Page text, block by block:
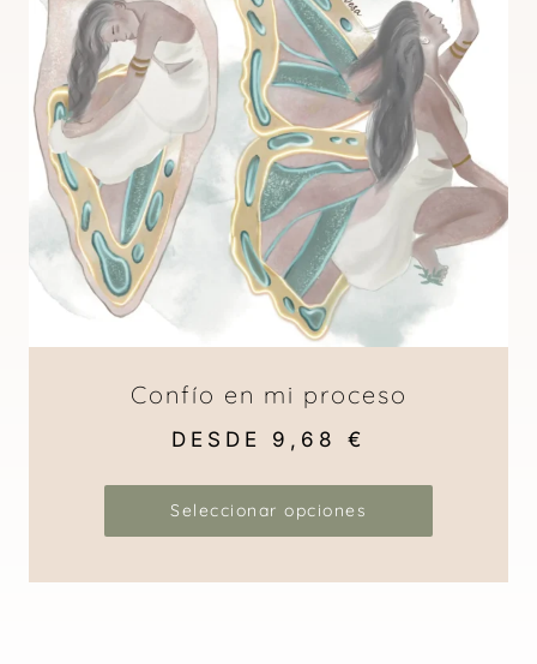
Confío en mi proceso
DESDE 9,68 €
Seleccionar opciones